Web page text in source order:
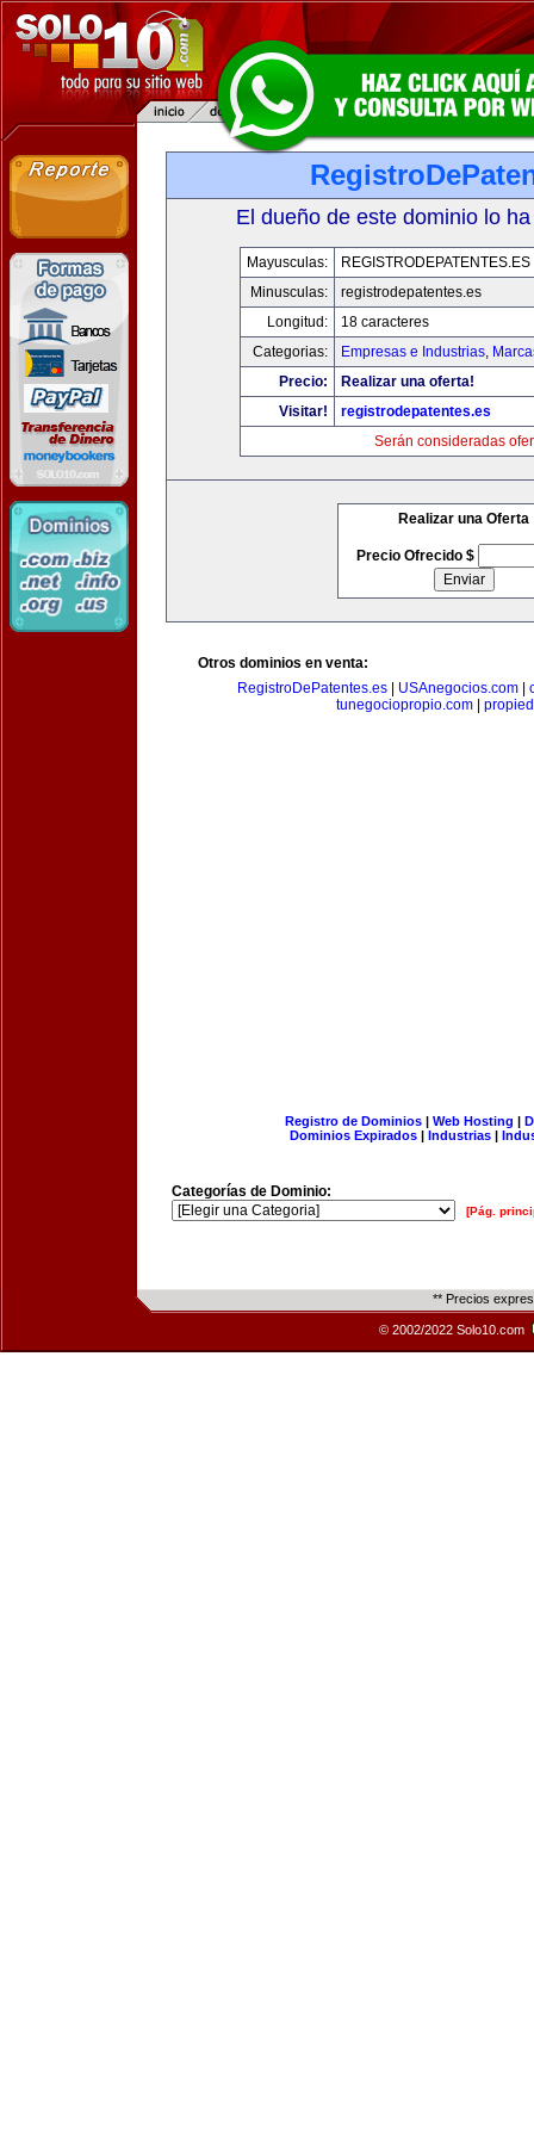
El dueño de este dominio lo
Mayusculas:
REGISTRODEPATENTES.ES
Minusculas:
registrodepatentes.es
Longitud:
18 caracteres
Categorias:
Empresas e Industrias,
Precio:
Realizar una oferta!
Visitar!
registrodepatentes.es
Serán consideradas
Realizar una Oferta
Precio Ofrecido $
Otros dominios en venta:
RegistroDePatentes.es
USAnegocios.com
tunegociopropio.com|
Registro de Dominios| Web Hosting |
Dominios Expirados | Industrias |
Categorías de Dominio:
[Pág.
** Precios
© 2002/2022 Solo10.com